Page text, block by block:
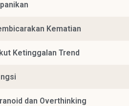
Kematian
Ketinggalan Trend
dan Overthinking